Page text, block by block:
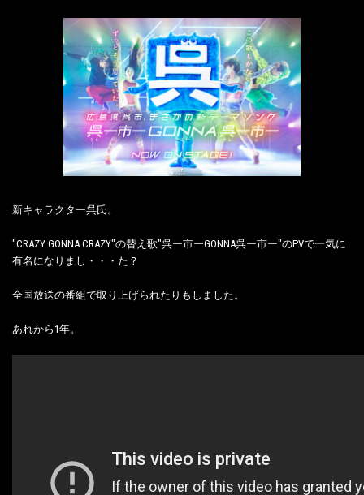
新キャラクター呉氏。
"CRAZY GONNA CRAZY"の替え歌"呉ー市ーGONNA呉ー市ー"のPVで一気に
有名になりまし・・・た？
全国放送の番組で取り上げられたりもしました。
あれから1年。